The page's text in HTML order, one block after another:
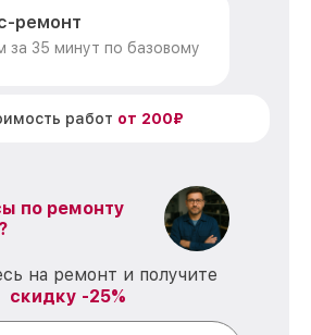
ремонт
за 35 минут по базовому
работ от 200₽
по ремонту
на ремонт и получите
скидку -25%